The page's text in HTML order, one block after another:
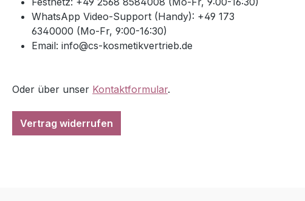
WhatsApp Video-Support (Handy): +49 173
6340000 (Mo-Fr, 9:00-16:30)
Email: info@cs-kosmetikvertrieb.de
Oder über unser Kontaktformular.
Vertrag widerrufen